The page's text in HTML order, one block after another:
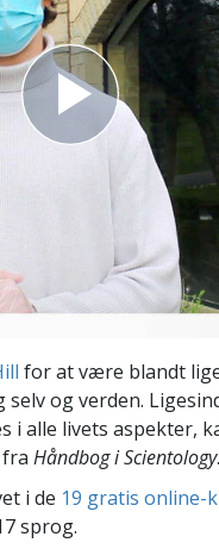
Scientology
Hjælpere
for at være blandt
og verden.
i alle livets aspekter,
Håndbog i Scientology.
i de 19 gratis online-
sprog.